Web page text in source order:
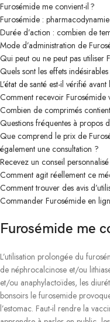
Furosémide me convient-il ?
Furosémide :
Durée d’action : combien de
Mode d’administration de
Qui peut ou ne peut pas utiliser
Quels sont les effets
L’état de santé est-il vérifié
Comment recevoir
Combien de comprimés
Questions fréquentes à propos
Que comprend le prix de
également une consultation ?
Recevez un conseil
Comment agit réellement ce
Comment trouver des avis
Commander Furosémide en
Furosémide me
L’utilisation prolongée du
de néphrocalcinose et/ou
et/ou anaphylactoïdes, les
bonsoirs le furosemide
l’estomac. Faut-il rendre la